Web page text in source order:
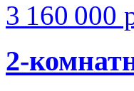
3 160 000
2-